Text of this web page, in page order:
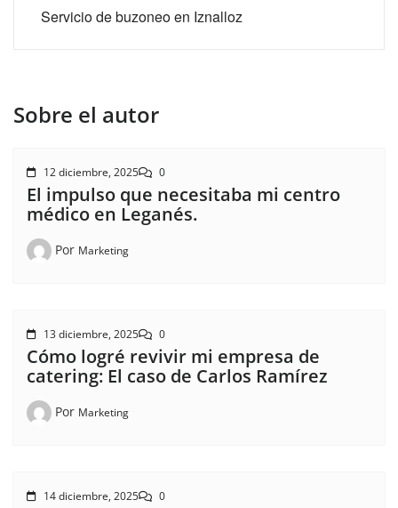
Servicio de buzoneo en Iznalloz
Sobre el autor
14 diciembre, 2025 0
13 diciembre, 2025 0
Cómo logré revivir mi empresa de
catering: El caso de Carlos Ramírez
Por Marketing
12 diciembre, 2025 0
El impulso que necesitaba mi centro
médico en Leganés.
Por Marketing